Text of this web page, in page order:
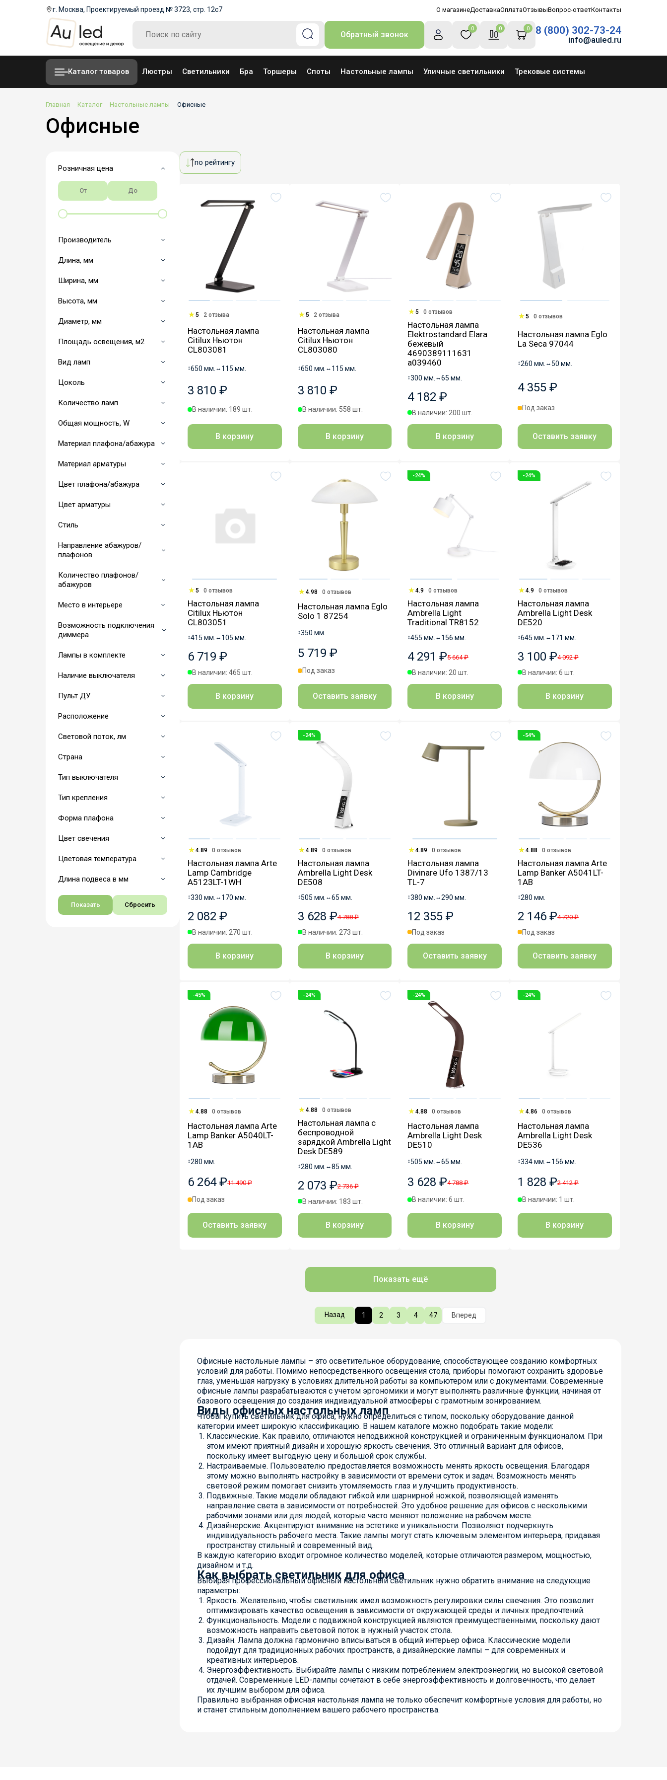
г. Москва, Проектируемый проезд № 3723, стр. 12с7 О магазинеДоставкаОплатаОтзывыВопрос-ответКонтакты
Обратный звонок
0 0 0 8 (800) 302-73-24
info@auled.ru
Каталог товаров Люстры Светильники Бра Торшеры Споты Настольные лампы Уличные светильники Трековые системы
Главная Каталог Настольные лампы Офисные
Офисные
Розничная цена
Производитель
Длина, мм
Ширина, мм
Высота, мм
Диаметр, мм
Площадь освещения, м2
Вид ламп
Цоколь
Количество ламп
Общая мощность, W
Материал плафона/абажура
Материал арматуры
Цвет плафона/абажура
Цвет арматуры
Стиль
Направление абажуров/
плафонов
Количество плафонов/
абажуров
Место в интерьере
Возможность подключения
диммера
Лампы в комплекте
Наличие выключателя
Пульт ДУ
Расположение
Световой поток, лм
Страна
Тип выключателя
Тип крепления
Форма плафона
Цвет свечения
Цветовая температура
Длина подвеса в мм
по рейтингу
5 2 отзыва
Настольная лампа
Citilux Ньютон
CL803081
↕650 мм. ↔ 115 мм.
3 810 ₽
В наличии: 189 шт.
В корзину
5 2 отзыва
Настольная лампа
Citilux Ньютон
CL803080
↕650 мм. ↔ 115 мм.
3 810 ₽
В наличии: 558 шт.
В корзину
5 0 отзывов
Настольная лампа
Elektrostandard Elara
бежевый
4690389111631
a039460
↕300 мм. ↔65 мм.
4 182 ₽
В наличии: 200 шт.
В корзину
5 0 отзывов
Настольная лампа Eglo
La Seca 97044
↕260 мм. ↔50 мм.
4 355 ₽
Под заказ
Оставить заявку
5 0 отзывов
Настольная лампа
Citilux Ньютон
CL803051
↕415 мм. ↔ 105 мм.
6 719 ₽
В наличии: 465 шт.
В корзину
4.98 0 отзывов
Настольная лампа Eglo
Solo 1 87254
↕350 мм.
5 719 ₽
Под заказ
Оставить заявку
-24%
4.9 0 отзывов
Настольная лампа
Ambrella Light
Traditional TR8152
↕455 мм. ↔ 156 мм.
4 291 ₽5 664 ₽
В наличии: 20 шт.
В корзину
-24%
4.9 0 отзывов
Настольная лампа
Ambrella Light Desk
DE520
↕645 мм. ↔ 171 мм.
3 100 ₽4 092 ₽
В наличии: 6 шт.
В корзину
4.89 0 отзывов
Настольная лампа Arte
Lamp Cambridge
A5123LT-1WH
↕330 мм. ↔ 170 мм.
2 082 ₽
В наличии: 270 шт.
В корзину
-24%
4.89 0 отзывов
Настольная лампа
Ambrella Light Desk
DE508
↕505 мм. ↔65 мм.
3 628 ₽4 788 ₽
В наличии: 273 шт.
В корзину
4.89 0 отзывов
Настольная лампа
Divinare Ufo 1387/13
TL-7
↕380 мм. ↔290 мм.
12 355 ₽
Под заказ
Оставить заявку
-54%
4.88 0 отзывов
Настольная лампа Arte
Lamp Banker A5041LT-
1AB
↕280 мм.
2 146 ₽4 720 ₽
Под заказ
Оставить заявку
-45%
4.88 0 отзывов
Настольная лампа Arte
Lamp Banker A5040LT-
1AB
↕280 мм.
6 264 ₽11 490 ₽
Под заказ
Оставить заявку
-24%
4.88 0 отзывов
Настольная лампа с
беспроводной
зарядкой Ambrella Light
Desk DE589
↕280 мм. ↔85 мм.
2 073 ₽2 736 ₽
В наличии: 183 шт.
В корзину
-24%
4.88 0 отзывов
Настольная лампа
Ambrella Light Desk
DE510
↕505 мм. ↔65 мм.
3 628 ₽4 788 ₽
В наличии: 6 шт.
В корзину
-24%
4.86 0 отзывов
Настольная лампа
Ambrella Light Desk
DE536
↕334 мм. ↔ 156 мм.
1 828 ₽2 412 ₽
В наличии: 1 шт.
В корзину
Показать ещё
Назад 1 2 3 4 47 Вперед
Офисные настольные лампы – это осветительное оборудование, способствующее созданию комфортных
условий для работы. Помимо непосредственного освещения стола, приборы помогают сохранить здоровье
глаз, уменьшая нагрузку в условиях длительной работы за компьютером или с документами. Современные
офисные лампы разрабатываются с учетом эргономики и могут выполнять различные функции, начиная от
базового освещения до создания индивидуальной атмосферы с грамотным зонированием.
Виды офисных настольных ламп
Чтобы купить светильник для офиса, нужно определиться с типом, поскольку оборудование данной
категории имеет широкую классификацию. В нашем каталоге можно подобрать такие модели:
Классические. Как правило, отличаются неподвижной конструкцией и ограниченным функционалом. При
этом имеют приятный дизайн и хорошую яркость свечения. Это отличный вариант для офисов,
поскольку имеет выгодную цену и большой срок службы.
Настраиваемые. Пользователю предоставляется возможность менять яркость освещения. Благодаря
этому можно выполнять настройку в зависимости от времени суток и задач. Возможность менять
световой режим помогает снизить утомляемость глаз и улучшить продуктивность.
Подвижные. Такие модели обладают гибкой или шарнирной ножкой, позволяющей изменять
направление света в зависимости от потребностей. Это удобное решение для офисов с несколькими
рабочими зонами или для людей, которые часто меняют положение на рабочем месте.
Дизайнерские. Акцентируют внимание на эстетике и уникальности. Позволяют подчеркнуть
индивидуальность рабочего места. Такие лампы могут стать ключевым элементом интерьера, придавая
пространству стильный и современный вид.
В каждую категорию входит огромное количество моделей, которые отличаются размером, мощностью,
дизайном и т.д.
Как выбрать светильник для офиса
Выбирая профессиональный офисный настольный светильник нужно обратить внимание на следующие
параметры:
Яркость. Желательно, чтобы светильник имел возможность регулировки силы свечения. Это позволит
оптимизировать качество освещения в зависимости от окружающей среды и личных предпочтений.
Функциональность. Модели с подвижной конструкцией являются преимущественными, поскольку дают
возможность направить световой поток в нужный участок стола.
Дизайн. Лампа должна гармонично вписываться в общий интерьер офиса. Классические модели
подойдут для традиционных рабочих пространств, а дизайнерские лампы – для современных и
креативных интерьеров.
Энергоэффективность. Выбирайте лампы с низким потреблением электроэнергии, но высокой световой
отдачей. Современные LED-лампы сочетают в себе энергоэффективность и долговечность, что делает
их лучшим выбором для офиса.
Правильно выбранная офисная настольная лампа не только обеспечит комфортные условия для работы, но
и станет стильным дополнением вашего рабочего пространства.